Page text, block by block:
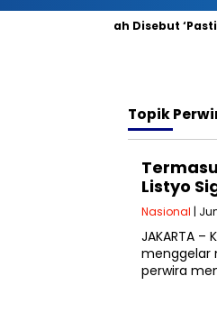
Fiktif, Khofifah Disebut ‘Pasti
Topik
Listyo
Nasional |
JAKARTA –
menggelar
perwira